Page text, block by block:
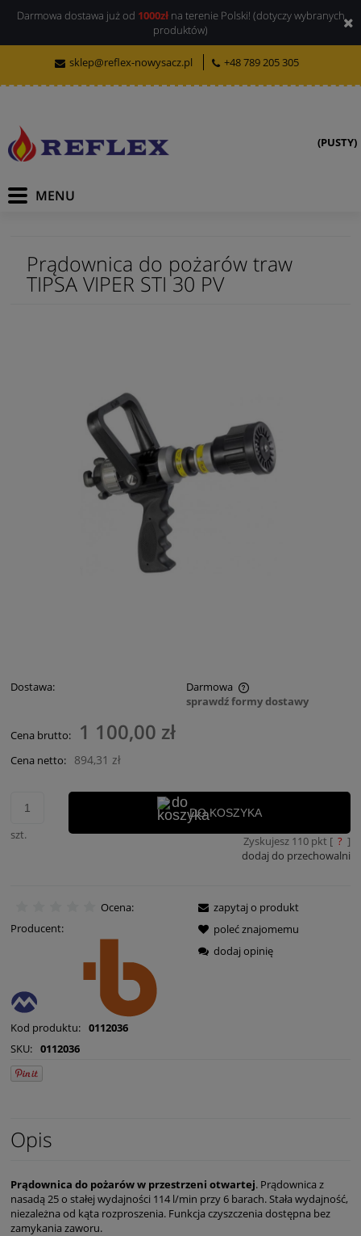
Darmowa dostawa już od 1000złna terenie Polski! (dotyczy wybranych
produktów)
sklep@reflex-nowysacz.pl +48 789 205 305
(PUSTY)
Prądownica do pożarów traw
TIPSA VIPER STI 30 PV
Dostawa:
Darmowa
Cena nie zawiera ewentualnych kosztów płatności
sprawdź formy dostawy
Cena brutto: 1 100,00 zł
Cena netto: 894,31 zł
szt.
DO KOSZYKA
Zyskujesz 110pkt [ ? ]
dodaj do przechowalni
Ocena:
Producent:
Kod produktu: 0112036
SKU: 0112036
zapytaj o produkt
poleć znajomemu
dodaj opinię
Opis
Prądownica do pożarów w przestrzeni otwartej. Prądownica z
nasadą 25 o stałej wydajności 114 l/min przy 6 barach. Stała wydajność,
niezależna od kąta rozproszenia. Funkcja czyszczenia dostępna bez
zamykania zaworu.